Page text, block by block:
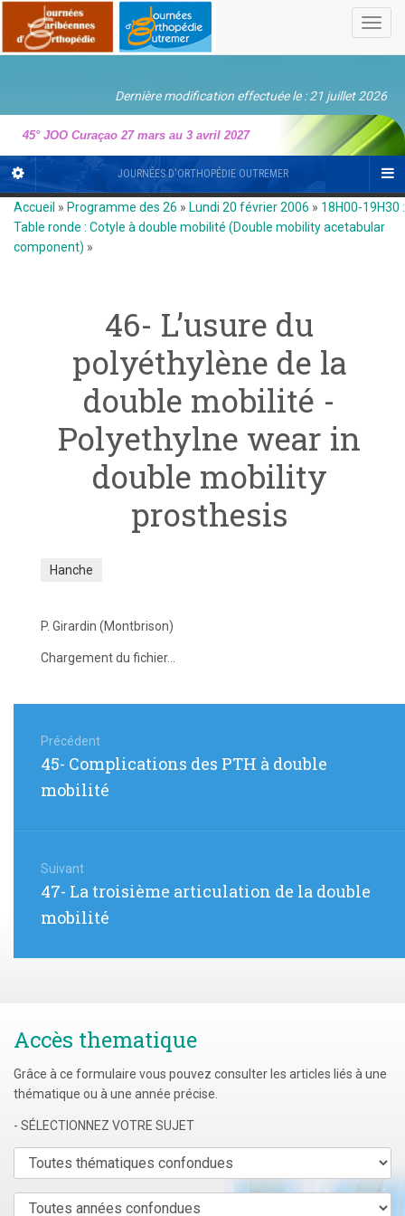
Dernière modification effectuée le : 21 juillet 2026
45° JOO Curaçao 27 mars au 3 avril 2027
JOURNÉES D'ORTHOPÉDIE OUTREMER
Accueil » Programme des 26 » Lundi 20 février 2006 » 18H00-19H30 :
Table ronde : Cotyle à double mobilité (Double mobility acetabular
component) »
46- L’usure du
polyéthylène de la
double mobilité -
Polyethylne wear in
double mobility
prosthesis
Hanche
P. Girardin (Montbrison)
Chargement du fichier...
de
l’article
Précédent
Article
:
45- Complications des PTH à double
mobilité
Suivant
Article
:
47- La troisième articulation de la double
mobilité
Accès thematique
Grâce à ce formulaire vous pouvez consulter les articles liés à une
thématique ou à une année précise.
- SÉLECTIONNEZ VOTRE SUJET